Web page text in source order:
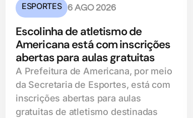
ESPORTES 6 AGO 2026
Escolinha de atletismo de
Americana está com inscrições
abertas para aulas gratuitas
A Prefeitura de Americana, por meio
da Secretaria de Esportes, está com
inscrições abertas para aulas
gratuitas de atletismo destinadas